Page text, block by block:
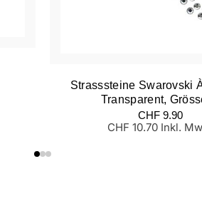
Strasssteine Swarovski
Transparent,
Normaler
Preis
CHF 9.90
CHF 10.70 Inkl.